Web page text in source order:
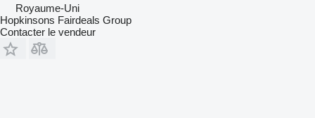
Royaume-Uni
Hopkinsons Fairdeals Group
Contacter le vendeur